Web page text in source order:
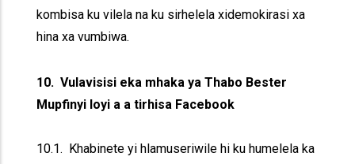
kombisa ku vilela na ku sirhelela xidemokirasi xa
hina xa vumbiwa.
10. Vulavisisi eka mhaka ya Thabo Bester
Mupfinyi loyi a a tirhisa Facebook
10.1. Khabinete yi hlamuseriwile hi ku humelela ka